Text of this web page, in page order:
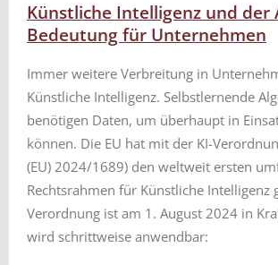
Künstliche Intelligenz und der
Bedeutung für Unternehmen
Immer weitere Verbreitung in
Künstliche Intelligenz. Selbstlernende
benötigen Daten, um überhaupt in
können. Die EU hat mit der KI-
(EU) 2024/1689) den weltweit ersten
Rechtsrahmen für Künstliche Intelligenz
Verordnung ist am 1. August 2024 in
wird schrittweise anwendbar: